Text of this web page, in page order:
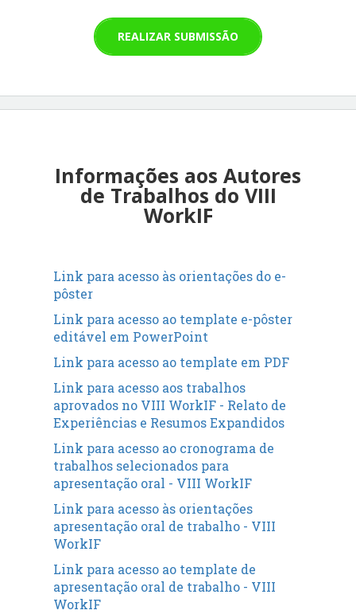
REALIZAR SUBMISSÃO
Informações aos Autores
de Trabalhos do VIII
WorkIF
Link para acesso às orientações do e-
pôster
Link para acesso ao template e-pôster
editável em PowerPoint
Link para acesso ao template em PDF
Link para acesso aos trabalhos
aprovados no VIII WorkIF - Relato de
Experiências e Resumos Expandidos
Link para acesso ao cronograma de
trabalhos selecionados para
apresentação oral - VIII WorkIF
Link para acesso às orientações
apresentação oral de trabalho - VIII
WorkIF
Link para acesso ao template de
apresentação oral de trabalho - VIII
WorkIF